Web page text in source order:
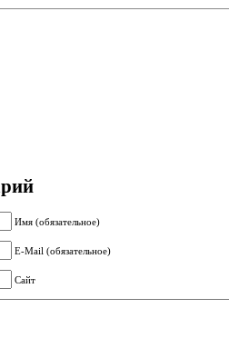
Имя (обязательное)
E-Mail (обязательное)
Сайт